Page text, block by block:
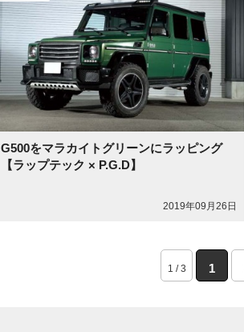
G500をマラカイトグリーンにラッピング
【ラップテック × P.G.D】
2019年09月26日
1 / 3 1